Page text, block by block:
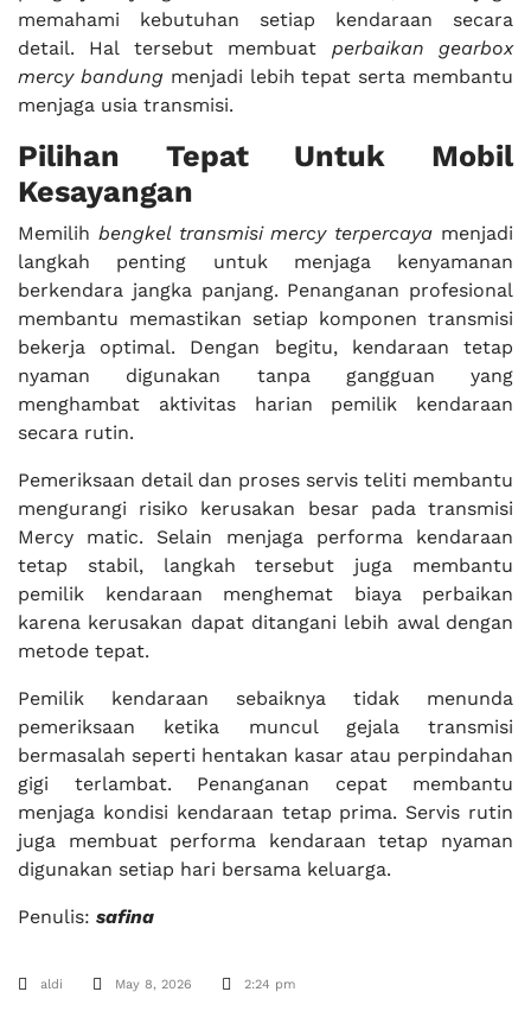
memahami kebutuhan setiap kendaraan secara
detail. Hal tersebut membuat perbaikan gearbox
mercy bandungmenjadi lebih tepat serta membantu
menjaga usia transmisi.
Pilihan Tepat Untuk Mobil
Kesayangan
Memilih bengkel transmisi mercy terpercaya menjadi
langkah penting untuk menjaga kenyamanan
berkendara jangka panjang. Penanganan profesional
membantu memastikan setiap komponen transmisi
bekerja optimal. Dengan begitu, kendaraan tetap
nyaman digunakan tanpa gangguan yang
menghambat aktivitas harian pemilik kendaraan
secara rutin.
Pemeriksaan detail dan proses servis teliti membantu
mengurangi risiko kerusakan besar pada transmisi
Mercy matic. Selain menjaga performa kendaraan
tetap stabil, langkah tersebut juga membantu
pemilik kendaraan menghemat biaya perbaikan
karena kerusakan dapat ditangani lebih awal dengan
metode tepat.
Pemilik kendaraan sebaiknya tidak menunda
pemeriksaan ketika muncul gejala transmisi
bermasalah seperti hentakan kasar atau perpindahan
gigi terlambat. Penanganan cepat membantu
menjaga kondisi kendaraan tetap prima. Servis rutin
juga membuat performa kendaraan tetap nyaman
digunakan setiap hari bersama keluarga.
Penulis: safina
aldi May 8, 2026 2:24 pm